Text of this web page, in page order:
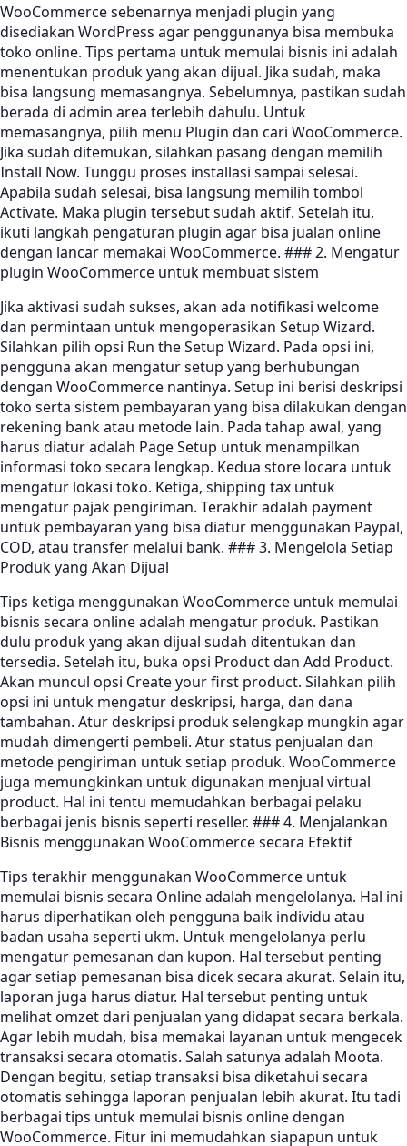
WooCommerce sebenarnya menjadi plugin yang
disediakan WordPress agar penggunanya bisa membuka
toko online. Tips pertama untuk memulai bisnis ini adalah
menentukan produk yang akan dijual. Jika sudah, maka
bisa langsung memasangnya. Sebelumnya, pastikan sudah
berada di admin area terlebih dahulu. Untuk
memasangnya, pilih menu Plugin dan cari WooCommerce.
Jika sudah ditemukan, silahkan pasang dengan memilih
Install Now. Tunggu proses installasi sampai selesai.
Apabila sudah selesai, bisa langsung memilih tombol
Activate. Maka plugin tersebut sudah aktif. Setelah itu,
ikuti langkah pengaturan plugin agar bisa jualan online
dengan lancar memakai WooCommerce. ### 2. Mengatur
plugin WooCommerce untuk membuat sistem
Jika aktivasi sudah sukses, akan ada notifikasi welcome
dan permintaan untuk mengoperasikan Setup Wizard.
Silahkan pilih opsi Run the Setup Wizard. Pada opsi ini,
pengguna akan mengatur setup yang berhubungan
dengan WooCommerce nantinya. Setup ini berisi deskripsi
toko serta sistem pembayaran yang bisa dilakukan dengan
rekening bank atau metode lain. Pada tahap awal, yang
harus diatur adalah Page Setup untuk menampilkan
informasi toko secara lengkap. Kedua store locara untuk
mengatur lokasi toko. Ketiga, shipping tax untuk
mengatur pajak pengiriman. Terakhir adalah payment
untuk pembayaran yang bisa diatur menggunakan Paypal,
COD, atau transfer melalui bank. ### 3. Mengelola Setiap
Produk yang Akan Dijual
Tips ketiga menggunakan WooCommerce untuk memulai
bisnis secara online adalah mengatur produk. Pastikan
dulu produk yang akan dijual sudah ditentukan dan
tersedia. Setelah itu, buka opsi Product dan Add Product.
Akan muncul opsi Create your first product. Silahkan pilih
opsi ini untuk mengatur deskripsi, harga, dan dana
tambahan. Atur deskripsi produk selengkap mungkin agar
mudah dimengerti pembeli. Atur status penjualan dan
metode pengiriman untuk setiap produk. WooCommerce
juga memungkinkan untuk digunakan menjual virtual
product. Hal ini tentu memudahkan berbagai pelaku
berbagai jenis bisnis seperti reseller. ### 4. Menjalankan
Bisnis menggunakan WooCommerce secara Efektif
Tips terakhir menggunakan WooCommerce untuk
memulai bisnis secara Online adalah mengelolanya. Hal ini
harus diperhatikan oleh pengguna baik individu atau
badan usaha seperti ukm. Untuk mengelolanya perlu
mengatur pemesanan dan kupon. Hal tersebut penting
agar setiap pemesanan bisa dicek secara akurat. Selain itu,
laporan juga harus diatur. Hal tersebut penting untuk
melihat omzet dari penjualan yang didapat secara berkala.
Agar lebih mudah, bisa memakai layanan untuk mengecek
transaksi secara otomatis. Salah satunya adalah Moota.
Dengan begitu, setiap transaksi bisa diketahui secara
otomatis sehingga laporan penjualan lebih akurat. Itu tadi
berbagai tips untuk memulai bisnis online dengan
WooCommerce. Fitur ini memudahkan siapapun untuk